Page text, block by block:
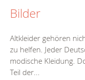
Bilder
Altkleider gehören
zu helfen. Jeder
modische Kleidung.
Teil der...